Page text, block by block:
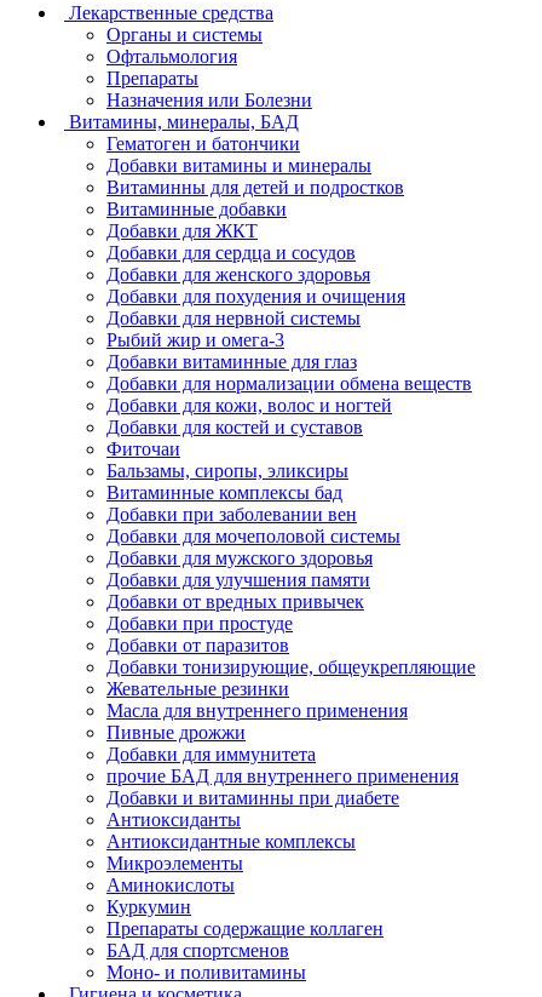
Лекарственные средства
Органы и системы
Офтальмология
Препараты
Назначения или Болезни
Витамины, минералы, БАД
Гематоген и батончики
Добавки витамины и минералы
Витаминны для детей и подростков
Витаминные добавки
Добавки для ЖКТ
Добавки для сердца и сосудов
Добавки для женского здоровья
Добавки для похудения и очищения
Добавки для нервной системы
Рыбий жир и омега-3
Добавки витаминные для глаз
Добавки для нормализации обмена веществ
Добавки для кожи, волос и ногтей
Добавки для костей и суставов
Фиточаи
Бальзамы, сиропы, эликсиры
Витаминные комплексы бад
Добавки при заболевании вен
Добавки для мочеполовой системы
Добавки для мужского здоровья
Добавки для улучшения памяти
Добавки от вредных привычек
Добавки при простуде
Добавки от паразитов
Добавки тонизирующие, общеукрепляющие
Жевательные резинки
Масла для внутреннего применения
Пивные дрожжи
Добавки для иммунитета
прочие БАД для внутреннего применения
Добавки и витаминны при диабете
Антиоксиданты
Антиоксидантные комплексы
Микроэлементы
Аминокислоты
Куркумин
Препараты содержащие коллаген
БАД для спортсменов
Моно- и поливитамины